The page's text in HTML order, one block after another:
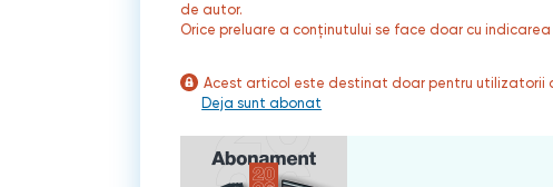
de autor.
Orice preluare a conținutului se face doar cu indicarea
Acest articol este destinat doar pentru utilizatorii
Deja sunt abonat